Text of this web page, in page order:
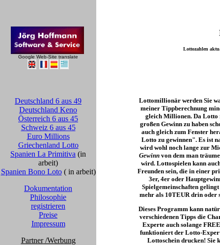
Google Web-Site translate
Lottozahlen
Deutschland 6 aus 49
Deutschland Keno
Österreich 6 aus 45
Schweiz 6 aus 45
Euro Millions
Griechenland Lotto
Spanien La Primitiva (in
arbeit)
Spanien Bono Loto( in arbeit)
Dokumentation
Philosophie
registrieren
Preise
Impressum
Partner/Werbung
Lottomillionär werden Sie
meiner Tippberechnung
gleich Millionen. Da Lotto
großen Gewinn zu haben
auch gleich zum Fenster
Lotto zu gewinnen". Es ist
wird wohl noch lange zur
Gewinn von dem man
wird. Lottospielen kann
Freunden sein, die in einer
3er, 4er oder
Spielgemeinschaften
mehr als 10TEUR drin oder
Dieses Programm kann
verschiedenen Tipps die
Experte auch solange
funktioniert der Lotto-
Lottoschein drucken! Sie